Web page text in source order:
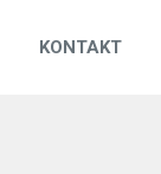
KONTAKT